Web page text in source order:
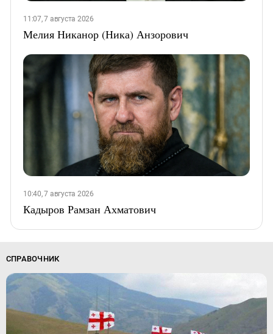
11:07, 7 августа 2026
Мелия Никанор (Ника) Анзорович
10:40, 7 августа 2026
Кадыров Рамзан Ахматович
СПРАВОЧНИК